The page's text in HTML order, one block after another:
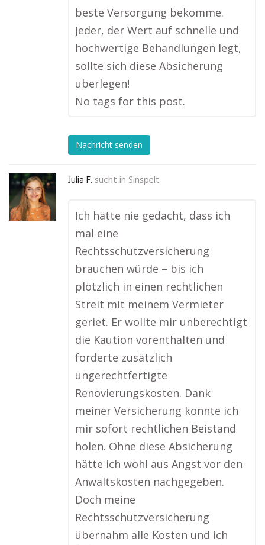
beste Versorgung bekomme.
Jeder, der Wert auf schnelle und
hochwertige Behandlungen legt,
sollte sich diese Absicherung
überlegen!
No tags for this post.
Nachricht senden
Julia F. sucht in Sinspelt
Ich hätte nie gedacht, dass ich
mal eine
Rechtsschutzversicherung
brauchen würde – bis ich
plötzlich in einen rechtlichen
Streit mit meinem Vermieter
geriet. Er wollte mir unberechtigt
die Kaution vorenthalten und
forderte zusätzlich
ungerechtfertigte
Renovierungskosten. Dank
meiner Versicherung konnte ich
mir sofort rechtlichen Beistand
holen. Ohne diese Absicherung
hätte ich wohl aus Angst vor den
Anwaltskosten nachgegeben.
Doch meine
Rechtsschutzversicherung
übernahm alle Kosten und ich